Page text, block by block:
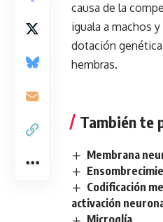
causa de la
iguala a machos
dotación
hembras.
También te
Membrana
Codificación
activación